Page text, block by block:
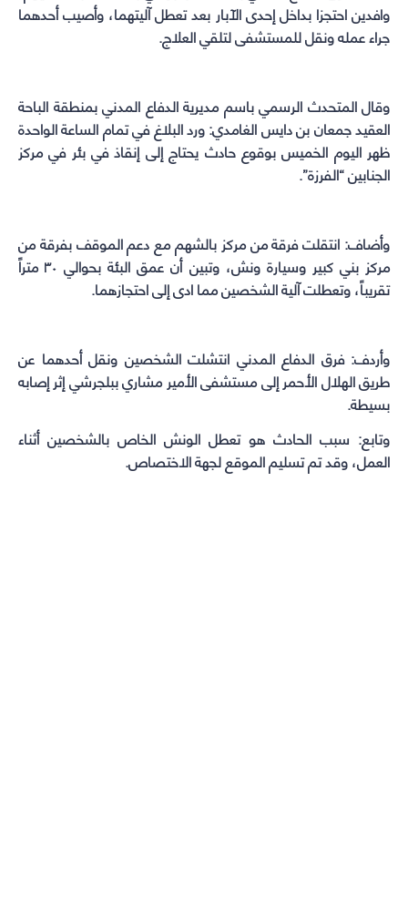
وافدين احتجزا بداخل إحدى الآبار بعد تعطل آليتهما، وأصيب أحدهما
جراء عمله ونقل للمستشفى لتلقي العلاج.
وقال المتحدث الرسمي باسم مديرية الدفاع المدني بمنطقة الباحة
العقيد جمعان بن دايس الغامدي: ورد البلاغ في تمام الساعة الواحدة
ظهر اليوم الخميس بوقوع حادث يحتاج إلى إنقاذ في بئر في مركز
الجنابين “الفرزة”.
وأضاف: انتقلت فرقة من مركز بالشهم مع دعم الموقف بفرقة من
مركز بني كبير وسيارة ونش، وتبين أن عمق البئة بحوالي ٣٠ متراً
تقريباً، وتعطلت آلية الشخصين مما ادى إلى احتجازهما.
وأردف: فرق الدفاع المدني انتشلت الشخصين ونقل أحدهما عن
طريق الهلال الأحمر إلى مستشفى الأمير مشاري ببلجرشي إثر إصابه
بسيطة.
وتابع: سبب الحادث هو تعطل الونش الخاص بالشخصين أثناء
العمل، وقد تم تسليم الموقع لجهة الاختصاص.